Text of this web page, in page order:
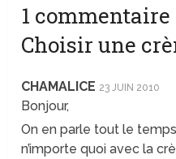
1
Choisir une
CHAMALICE 23 JUIN 2010
Bonjour,
On en parle tout le
n’importe quoi avec la